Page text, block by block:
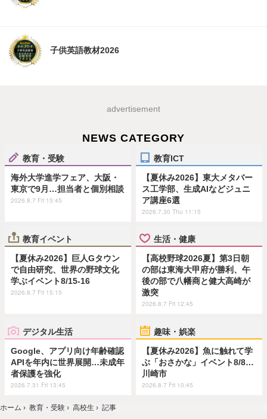
子供英語教材2026
advertisement
NEWS CATEGORY
教育・受験
海外大学進学フェア、大阪・
東京で9月…担当者と個別相談
2026.8.7 Fri 15:45
教育ICT
【夏休み2026】東大メタバー
ス工学部、生成AIなどジュニ
ア講座6選
2026.7.30 Thu 11:15
教育イベント
【夏休み2026】巨人Gタウン
で自由研究、世界の野球文化
学ぶイベント8/15-16
2026.8.7 Fri 15:15
生活・健康
【高校野球2026夏】第3日朝
の部は東海大甲府が勝利、午
後の部で八幡商と健大高崎が
激突
2026.8.7 Fri 12:45
デジタル生活
Google、アプリ向け年齢確認
APIを年内に世界展開…未成年
者保護を強化
2026.7.31 Fri 13:45
趣味・娯楽
【夏休み2026】魚に触れて学
ぶ「おさかな」イベント8/8…
川崎市
2026.8.7 Fri 10:45
ホーム › 教育・受験 › 高校生 › 記事